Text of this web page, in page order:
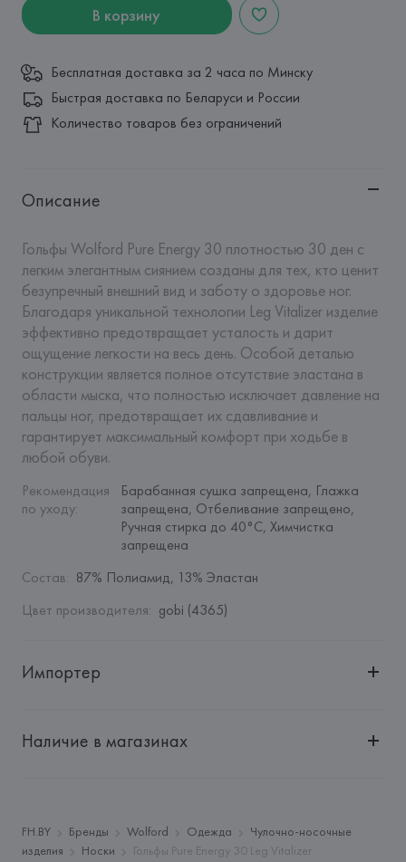
В корзину
Бесплатная доставка за 2 часа по Минску
Быстрая доставка по Беларуси и России
Количество товаров без ограничений
Описание
Гольфы Wolford Pure Energy 30 плотностью 30 ден с
легким элегантным сиянием созданы для тех, кто ценит
безупречный внешний вид и заботу о здоровье ног.
Благодаря уникальной технологии Leg Vitalizer изделие
эффективно предотвращает усталость и дарит
ощущение легкости на весь день. Особой деталью
конструкции является полное отсутствие эластана в
области мыска, что полностью исключает давление на
пальцы ног, предотвращает их сдавливание и
гарантирует максимальный комфорт при ходьбе в
любой обуви.
Рекомендация
по уходу:
Барабанная сушка запрещена, Глажка
запрещена, Отбеливание запрещено,
Ручная стирка до 40°C, Химчистка
запрещена
Состав: 87% Полиамид, 13% Эластан
Цвет производителя: gobi (4365)
Импортер
"БелВиринея"
Адрес:
АВСТРИЯ, WOLFORD Aktiengesellschaft,
Wolfordstrasse 1, A-6900 Bregenz,
Наличие в магазинах
FH.BY Бренды Wolford Одежда
Чулочно-носочные
изделия
Носки Гольфы Pure Energy 30 Leg Vitalizer